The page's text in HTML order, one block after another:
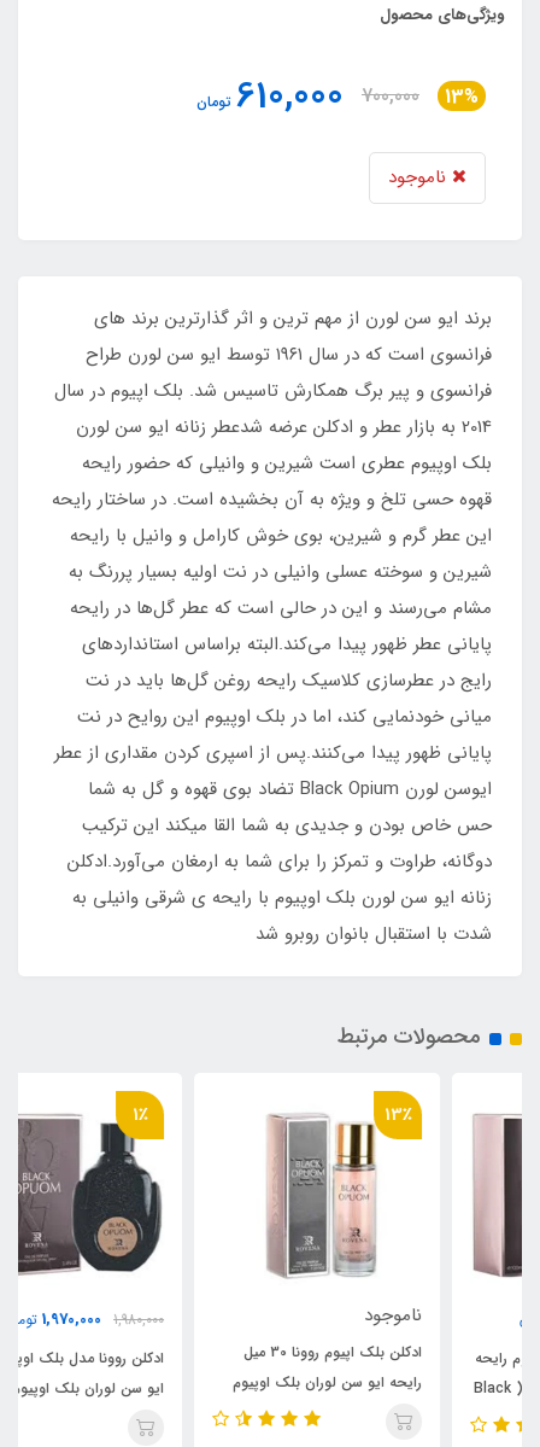
ویژگی‌های محصول
13%
700,000
610,000 تومان
ناموجود
برند ایو سن لورن از مهم ترین و اثر گذارترین برند های
فرانسوی است که در سال ۱۹۶۱ توسط ایو سن لورن طراح
فرانسوی و پیر برگ همکارش تاسیس شد. بلک اپیوم در سال
2014 به بازار عطر و ادکلن عرضه شدعطر زنانه ایو سن لورن
بلک اوپیوم عطری است شیرین و وانیلی که حضور رایحه
قهوه حسی تلخ و ویژه به آن بخشیده است. در ساختار رایحه
این عطر گرم و شیرین، بوی خوش کارامل و وانیل با رایحه
شیرین و سوخته عسلی وانیلی در نت اولیه بسیار پررنگ به
مشام می‌رسند و این در حالی است که عطر گل‌ها در رایحه
پایانی عطر ظهور پیدا می‌کند.البته براساس استانداردهای
رایج در عطرسازی کلاسیک رایحه روغن گل‌ها باید در نت
میانی خودنمایی کند، اما در بلک اوپیوم این روایح در نت
پایانی ظهور پیدا می‌کنند.پس از اسپری کردن مقداری از عطر
ایوسن لورن Black Opium تضاد بوی قهوه و گل به شما
حس خاص بودن و جدیدی به شما القا میکند این ترکیب
دوگانه، طراوت و تمرکز را برای شما به ارمغان می‌آورد.ادکلن
زنانه ایو سن لورن بلک اوپیوم با رایحه ی شرقی وانیلی به
شدت با استقبال بانوان روبرو شد
محصولات مرتبط
13٪
ادکلن بلک اپیوم روونا 30 میل
رایحه ایو سن لوران بلک اوپیوم
Rovena Black Opuom
1,970,000
تومان
ادکلن روونا مدل بلک اوپیوم رایحه
ایو سن لوران بلک اوپیوم ( Black
Opuom)Black Opium Yves